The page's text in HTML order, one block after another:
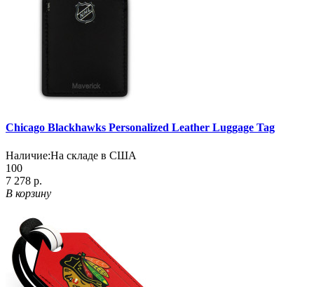
Chicago Blackhawks Personalized Leather Luggage Tag
Наличие:На складе в США
100
7 278 р.
В корзину